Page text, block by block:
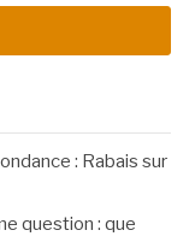
: Rabais sur
question : que